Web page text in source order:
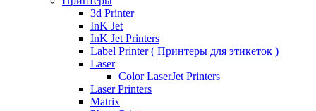
3d Printer
InK Jet
InK Jet Printers
Label Printer ( Принтеры для этикеток )
Laser
Color LaserJet Printers
Laser Printers
Matrix